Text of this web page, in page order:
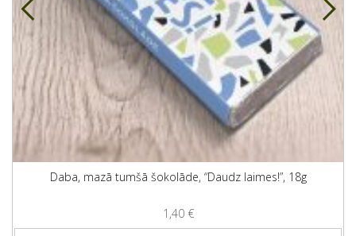
Daba, mazā tumšā šokolāde, “Daudz laimes!”, 18g
1,40 €